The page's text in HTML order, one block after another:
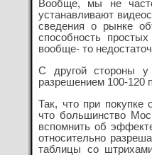
Вообще, мы не
устанавливают
сведения о рынке
способность
вообще- то
С другой стороны у
разрешением 100-120
Так, что при покупке
что большинство
вспомнить об
относительно
таблицы со